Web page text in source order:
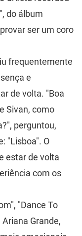
do álbum
ser um coro
frequentemente
e
de volta. "Boa
Sivan, como
perguntou,
"Lisboa". O
estar de volta
com os
"Dance To
Grande,